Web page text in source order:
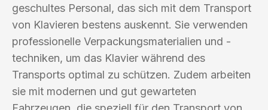
geschultes Personal, das sich mit dem Transport
von Klavieren bestens auskennt. Sie verwenden
professionelle Verpackungsmaterialien und -
techniken, um das Klavier während des
Transports optimal zu schützen. Zudem arbeiten
sie mit modernen und gut gewarteten